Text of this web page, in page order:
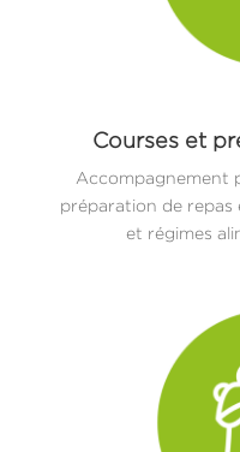
Courses et
Accompagnement
préparation de repas
et régimes